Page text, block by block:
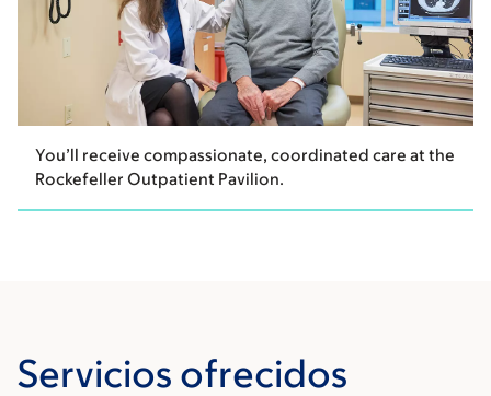
You’ll receive compassionate, coordinated care at the
Rockefeller Outpatient Pavilion.
Servicios ofrecidos